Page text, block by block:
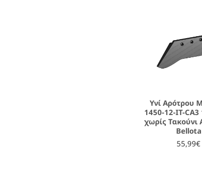
Υνί Αρότρου
1450-12-IT-
χωρίς Τακούνι
Bellota
55,99€